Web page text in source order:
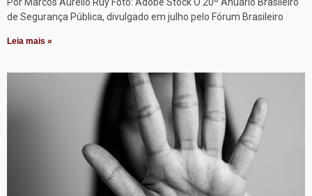
Por Marcos Aurélio Ruy Foto: Adobe Stock O 20º Anuário Brasileiro
de Segurança Pública, divulgado em julho pelo Fórum Brasileiro
Leia mais »